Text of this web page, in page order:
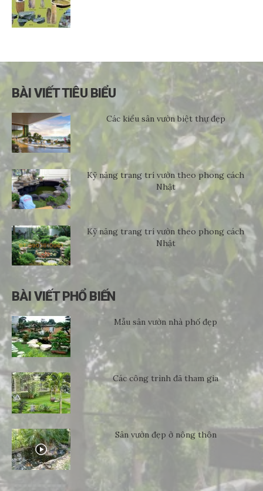
BÀI VIẾT TIÊU BIỂU
Các kiểu sân vườn biệt thự đẹp
Kỹ năng trang trí vườn theo phong cách
Nhật
Kỹ năng trang trí vườn theo phong cách
Nhật
BÀI VIẾT PHỔ BIẾN
Mẫu sân vườn nhà phố đẹp
Các công trình đã tham gia
Sân vườn đẹp ở nông thôn